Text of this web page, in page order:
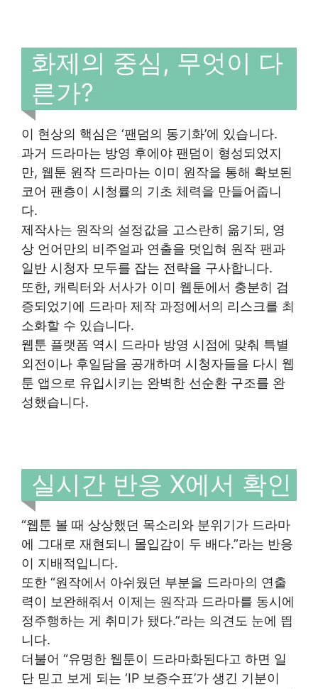
화제의 중심, 무엇이 다
른가?
이 현상의 핵심은 ‘팬덤의 동기화’에 있습니다.
과거 드라마는 방영 후에야 팬덤이 형성되었지
만, 웹툰 원작 드라마는 이미 원작을 통해 확보된
코어 팬층이 시청률의 기초 체력을 만들어줍니
다.
제작사는 원작의 설정값을 고스란히 옮기되, 영
상 언어만의 비주얼과 연출을 덧입혀 원작 팬과
일반 시청자 모두를 잡는 전략을 구사합니다.
또한, 캐릭터와 서사가 이미 웹툰에서 충분히 검
증되었기에 드라마 제작 과정에서의 리스크를 최
소화할 수 있습니다.
웹툰 플랫폼 역시 드라마 방영 시점에 맞춰 특별
외전이나 후일담을 공개하며 시청자들을 다시 웹
툰 앱으로 유입시키는 완벽한 선순환 구조를 완
성했습니다.
실시간 반응 X에서 확인
“웹툰 볼 때 상상했던 목소리와 분위기가 드라마
에 그대로 재현되니 몰입감이 두 배다.”라는 반응
이 지배적입니다.
또한 “원작에서 아쉬웠던 부분을 드라마의 연출
력이 보완해줘서 이제는 원작과 드라마를 동시에
정주행하는 게 취미가 됐다.”라는 의견도 눈에 띕
니다.
더불어 “유명한 웹툰이 드라마화된다고 하면 일
단 믿고 보게 되는 ‘IP 보증수표’가 생긴 기분이